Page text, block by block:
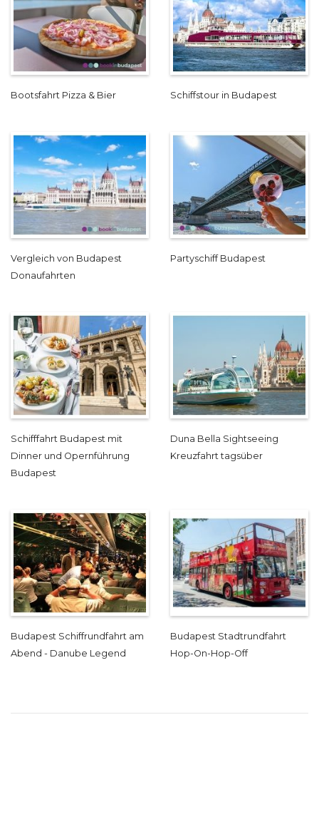
Bootsfahrt Pizza & Bier Schiffstour in Budapest
Vergleich von Budapest
Donaufahrten
Partyschiff Budapest
Schifffahrt Budapest mit
Dinner und Opernführung
Budapest
Duna Bella Sightseeing
Kreuzfahrt tagsüber
Budapest Schiffrundfahrt am
Abend - Danube Legend
Budapest Stadtrundfahrt
Hop-On-Hop-Off